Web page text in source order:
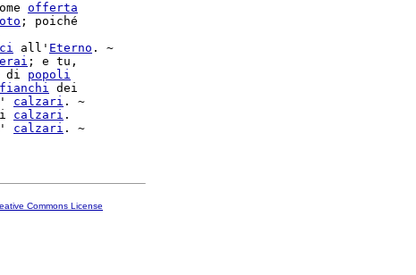
offerta
; poiché
all' Eterno . ~
; e tu,
di popoli
fianchi dei
calzari . ~
calzari
calzari . ~
Commons License